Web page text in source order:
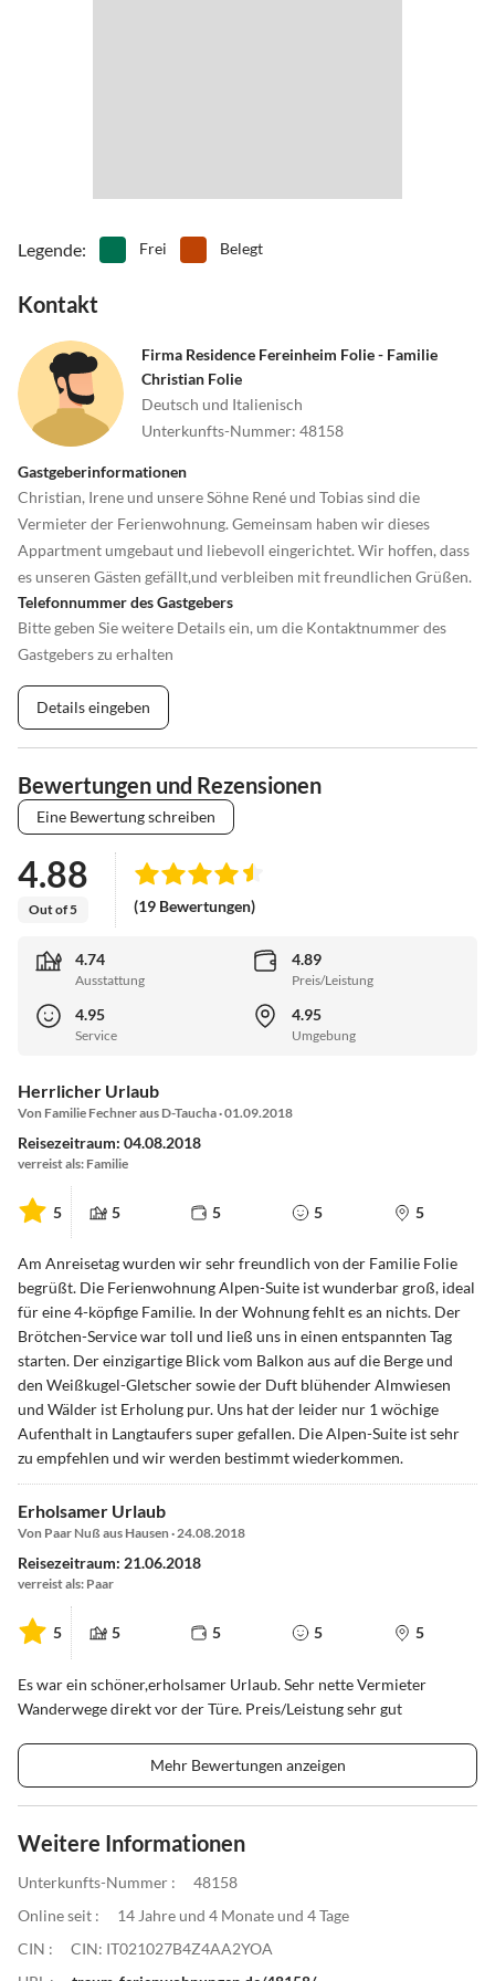
Legende: Frei Belegt
Kontakt
Firma Residence Fereinheim Folie - Familie
Christian Folie
Deutsch und Italienisch
Unterkunfts-Nummer: 48158
Gastgeberinformationen
Christian, Irene und unsere Söhne René und Tobias sind die
Vermieter der Ferienwohnung. Gemeinsam haben wir dieses
Appartment umgebaut und liebevoll eingerichtet. Wir hoffen, dass
es unseren Gästen gefällt,und verbleiben mit freundlichen Grüßen.
Telefonnummer des Gastgebers
Bitte geben Sie weitere Details ein, um die Kontaktnummer des
Gastgebers zu erhalten
Details eingeben
Bewertungen und Rezensionen
Eine Bewertung schreiben
4.88
Out of 5 (19 Bewertungen)
4.74
Ausstattung
4.89
Preis/Leistung
4.95
Service
4.95
Umgebung
Herrlicher Urlaub
Von Familie Fechner aus D-Taucha · 01.09.2018
Reisezeitraum: 04.08.2018
verreist als: Familie
5 5 5 5 5
Am Anreisetag wurden wir sehr freundlich von der Familie Folie
begrüßt. Die Ferienwohnung Alpen-Suite ist wunderbar groß, ideal
für eine 4-köpfige Familie. In der Wohnung fehlt es an nichts. Der
Brötchen-Service war toll und ließ uns in einen entspannten Tag
starten. Der einzigartige Blick vom Balkon aus auf die Berge und
den Weißkugel-Gletscher sowie der Duft blühender Almwiesen
und Wälder ist Erholung pur. Uns hat der leider nur 1 wöchige
Aufenthalt in Langtaufers super gefallen. Die Alpen-Suite ist sehr
zu empfehlen und wir werden bestimmt wiederkommen.
Erholsamer Urlaub
Von Paar Nuß aus Hausen · 24.08.2018
Reisezeitraum: 21.06.2018
verreist als: Paar
5 5 5 5 5
Es war ein schöner,erholsamer Urlaub. Sehr nette Vermieter
Wanderwege direkt vor der Türe. Preis/Leistung sehr gut
Mehr Bewertungen anzeigen
Weitere Informationen
Unterkunfts-Nummer :
48158
Online seit :
14 Jahre und 4 Monate und 4 Tage
CIN :
CIN: IT021027B4Z4AA2YOA